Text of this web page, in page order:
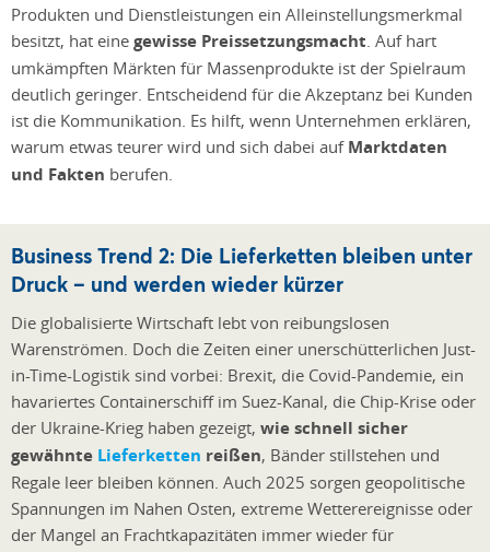
Produkten und Dienstleistungen ein Alleinstellungsmerkmal
besitzt, hat eine gewisse Preissetzungsmacht . Auf hart
umkämpften Märkten für Massenprodukte ist der Spielraum
deutlich geringer. Entscheidend für die Akzeptanz bei Kunden
ist die Kommunikation. Es hilft, wenn Unternehmen erklären,
warum etwas teurer wird und sich dabei auf Marktdaten
und Fakten berufen.
Business Trend 2: Die Lieferketten bleiben unter
Druck – und werden wieder kürzer
Die globalisierte Wirtschaft lebt von reibungslosen
Warenströmen. Doch die Zeiten einer unerschütterlichen Just-
in-Time-Logistik sind vorbei: Brexit, die Covid-Pandemie, ein
havariertes Containerschiff im Suez-Kanal, die Chip-Krise oder
der Ukraine-Krieg haben gezeigt, wie schnell sicher
gewähnte Lieferketten reißen, Bänder stillstehen und
Regale leer bleiben können. Auch 2025 sorgen geopolitische
Spannungen im Nahen Osten, extreme Wetterereignisse oder
der Mangel an Frachtkapazitäten immer wieder für